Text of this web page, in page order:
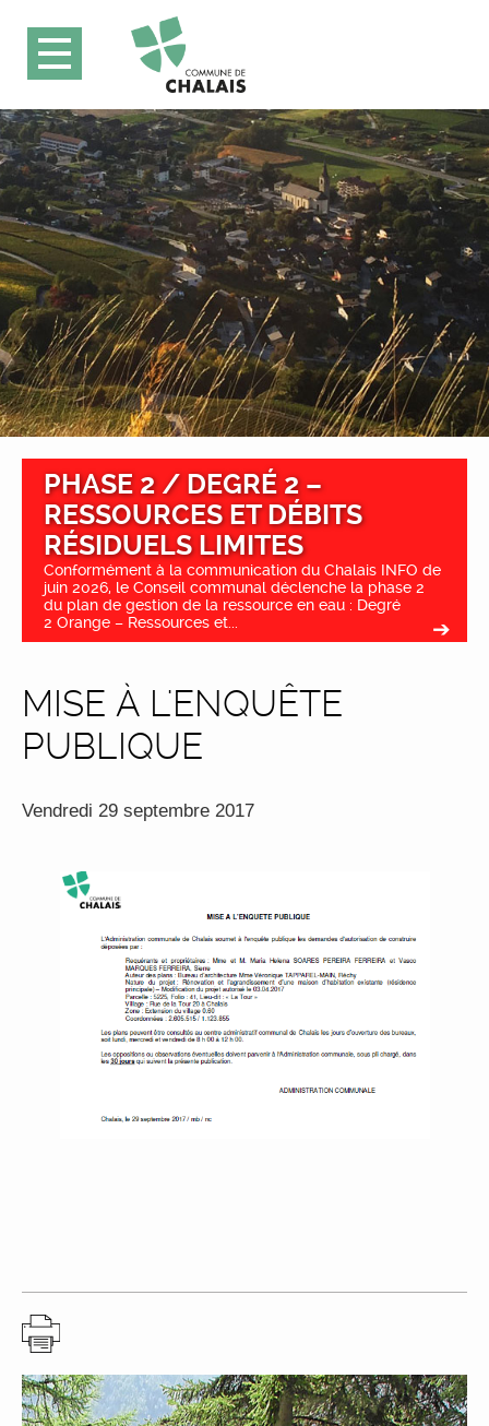
PHASE 2 / DEGRÉ 2 –
RESSOURCES ET DÉBITS
RÉSIDUELS LIMITES
Conformément à la communication du Chalais INFO de
juin 2026, le Conseil communal déclenche la phase 2
du plan de gestion de la ressource en eau : Degré
2 Orange – Ressources et...
MISE À L'ENQUÊTE
PUBLIQUE
Vendredi 29 septembre 2017